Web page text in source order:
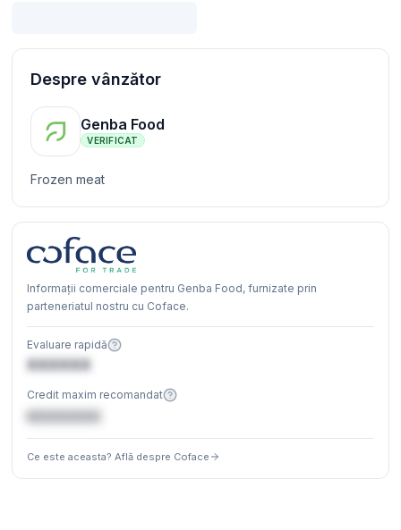
Despre vânzător
Genba Food
VERIFICAT
Frozen meat
Informații comerciale pentru Genba Food, furnizate prin
parteneriatul nostru cu Coface.
Evaluare rapidă
XXXXXX
Credit maxim recomandat
€XXXXXX
Ce este aceasta? Află despre Coface